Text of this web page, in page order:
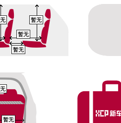
暂无
暂无
暂无
暂无